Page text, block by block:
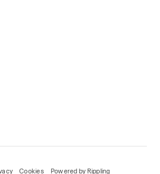
Cookies Powered by Rippling